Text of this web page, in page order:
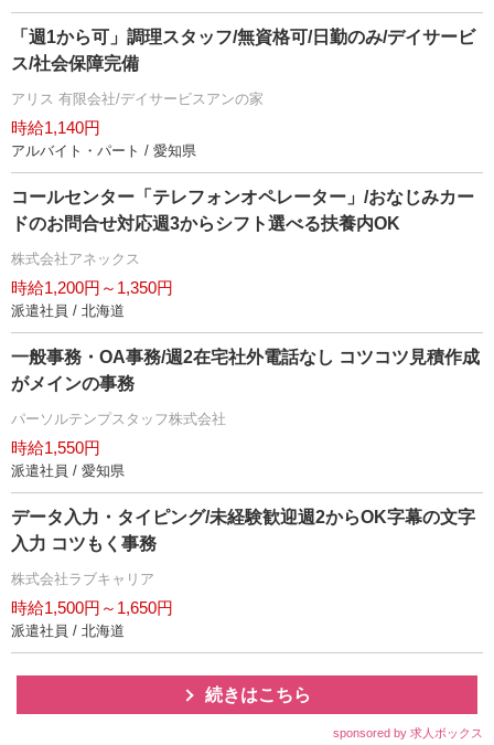
「週1から可」調理スタッフ/無資格可/日勤のみ/デイサービ
ス/社会保障完備
アリス 有限会社/デイサービスアンの家
時給1,140円
アルバイト・パート / 愛知県
コールセンター「テレフォンオペレーター」/おなじみカー
ドのお問合せ対応週3からシフト選べる扶養内OK
株式会社アネックス
時給1,200円～1,350円
派遣社員 / 北海道
一般事務・OA事務/週2在宅社外電話なし コツコツ見積作成
がメインの事務
パーソルテンプスタッフ株式会社
時給1,550円
派遣社員 / 愛知県
データ入力・タイピング/未経験歓迎週2からOK字幕の文字
入力 コツもく事務
株式会社ラブキャリア
時給1,500円～1,650円
派遣社員 / 北海道
続きはこちら
sponsored by 求人ボックス